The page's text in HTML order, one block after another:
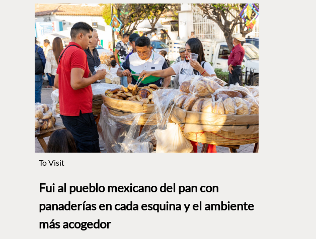
To Visit
Fui al pueblo mexicano del pan con
panaderías en cada esquina y el ambiente
más acogedor